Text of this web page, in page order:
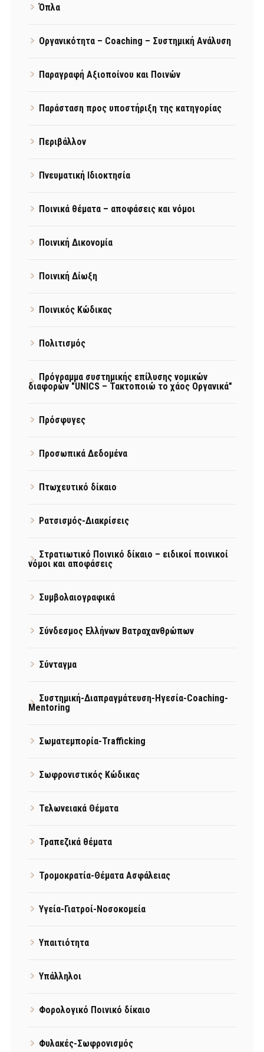
Όπλα
Οργανικότητα – Coaching – Συστημική Ανάλυση
Παραγραφή Αξιοποίνου και Ποινών
Παράσταση προς υποστήριξη της κατηγορίας
Περιβάλλον
Πνευματική Ιδιοκτησία
Ποινικά θέματα – αποφάσεις και νόμοι
Ποινική Δικονομία
Ποινική Δίωξη
Ποινικός Κώδικας
Πολιτισμός
Πρόγραμμα συστημικής επίλυσης νομικών
διαφορών "UNICS – Τακτοποιώ το χάος Οργανικά"
Πρόσφυγες
Προσωπικά Δεδομένα
Πτωχευτικό δίκαιο
Ρατσισμός-Διακρίσεις
Στρατιωτικό Ποινικό δίκαιο – ειδικοί ποινικοί
νόμοι και αποφάσεις
Συμβολαιογραφικά
Σύνδεσμος Ελλήνων Βατραχανθρώπων
Σύνταγμα
Συστημική-Διαπραγμάτευση-Ηγεσία-Coaching-
Mentoring
Σωματεμπορία-Trafficking
Σωφρονιστικός Κώδικας
Τελωνειακά Θέματα
Τραπεζικά θέματα
Τρομοκρατία-Θέματα Ασφάλειας
Υγεία-Γιατροί-Νοσοκομεία
Υπαιτιότητα
Υπάλληλοι
Φορολογικό Ποινικό δίκαιο
Φυλακές-Σωφρονισμός